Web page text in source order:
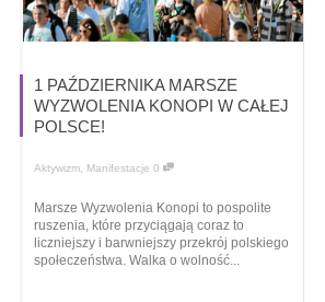
1 PAŹDZIERNIKA MARSZE
WYZWOLENIA KONOPI W CAŁEJ
POLSCE!
Aktywizm Manifestacje 0
Marsze Wyzwolenia Konopi to pospolite
ruszenia, które przyciągają coraz to
liczniejszy i barwniejszy przekrój polskiego
społeczeństwa. Walka o wolność...